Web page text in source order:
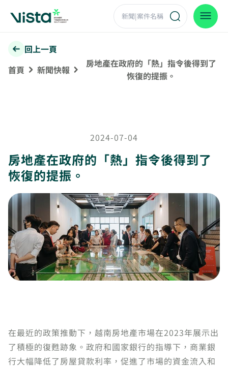
回上一頁
首頁
新聞快報
房地產在政府的「熱」指令後得到了
恢復的提振。
2024-07-04
房地產在政府的「熱」指令後得到了
恢復的提振。
在最近的政策推動下，越南房地產市場在2023年展示出
了積極的復甦跡象。政府和國家銀行的指導下，商業銀
行大幅降低了房屋貸款利率，促進了市場的資金流入和